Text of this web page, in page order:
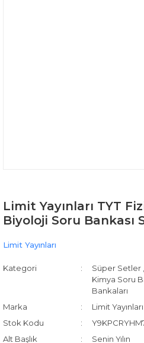
Limit Yayınları TYT
Biyoloji Soru Bankası
Limit Yayınları
Kategori Süper Setler
Kimya Soru
Bankaları
Marka
Limit Yayınları
Stok Kodu
Alt Başlık
Senin Yılın